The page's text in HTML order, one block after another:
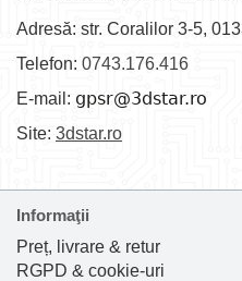
Adresă: str. Coralilor 3-5,
Telefon: 0743.176.416
E-mail:
Site: 3dstar.ro
Informaţii
Preț, livrare & retur
RGPD & cookie-uri